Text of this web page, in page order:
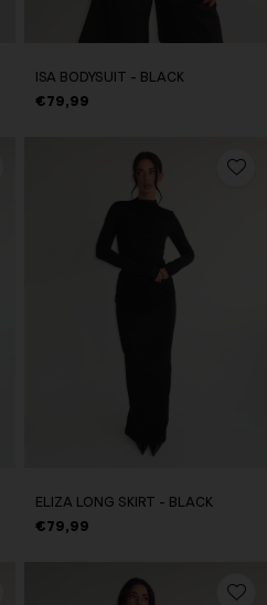
ISA BODYSUIT - BLACK
€79,99
ELIZA LONG SKIRT - BLACK
€79,99